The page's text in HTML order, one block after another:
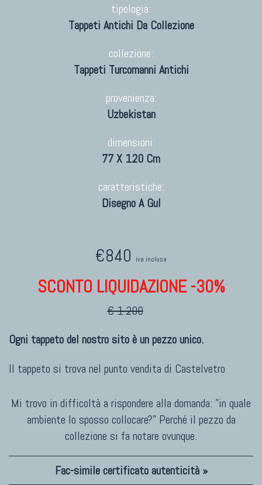
tipologia:
Tappeti Antichi Da Collezione
collezione:
Tappeti Turcomanni Antichi
provenienza:
Uzbekistan
dimensioni:
77 X 120 Cm
caratteristiche:
Disegno A Gul
€840 iva inclusa
SCONTO LIQUIDAZIONE -30%
€ 1.200
Ogni tappeto del nostro sito è un pezzo unico.
Il tappeto si trova nel punto vendita di Castelvetro
Mi trovo in difficoltà a rispondere alla domanda: "in quale
ambiente lo sposso collocare?" Perché il pezzo da
collezione si fa notare ovunque.
Fac-simile certificato autenticità »